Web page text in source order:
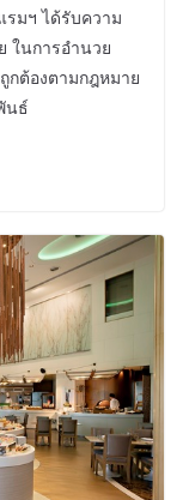
มฯ ได้รับความ
ในการอำนวย
กต้องตามกฎหมาย
นธ์